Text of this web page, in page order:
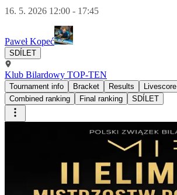
16. 5. 2026 12:00 - 17:45
Paweł Kopeć
SDÍLET
Klub Bilardowy TOP-TEN
Tournament info Bracket Results Livescore
Combined ranking
Final ranking SDÍLET